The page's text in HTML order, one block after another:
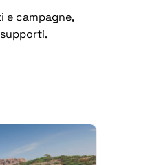
e campagne,